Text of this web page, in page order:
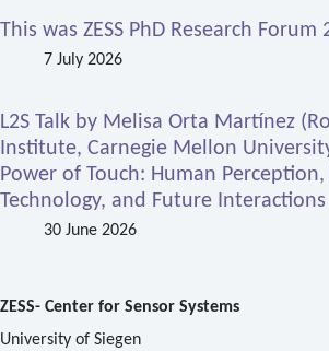
This was ZESS PhD Research Forum
7 July 2026
L2S Talk by Melisa Orta Martínez
Institute, Carnegie Mellon
Power of Touch: Human
Technology, and Future Interactions
30 June 2026
ZESS- Center for Sensor Systems
University of Siegen